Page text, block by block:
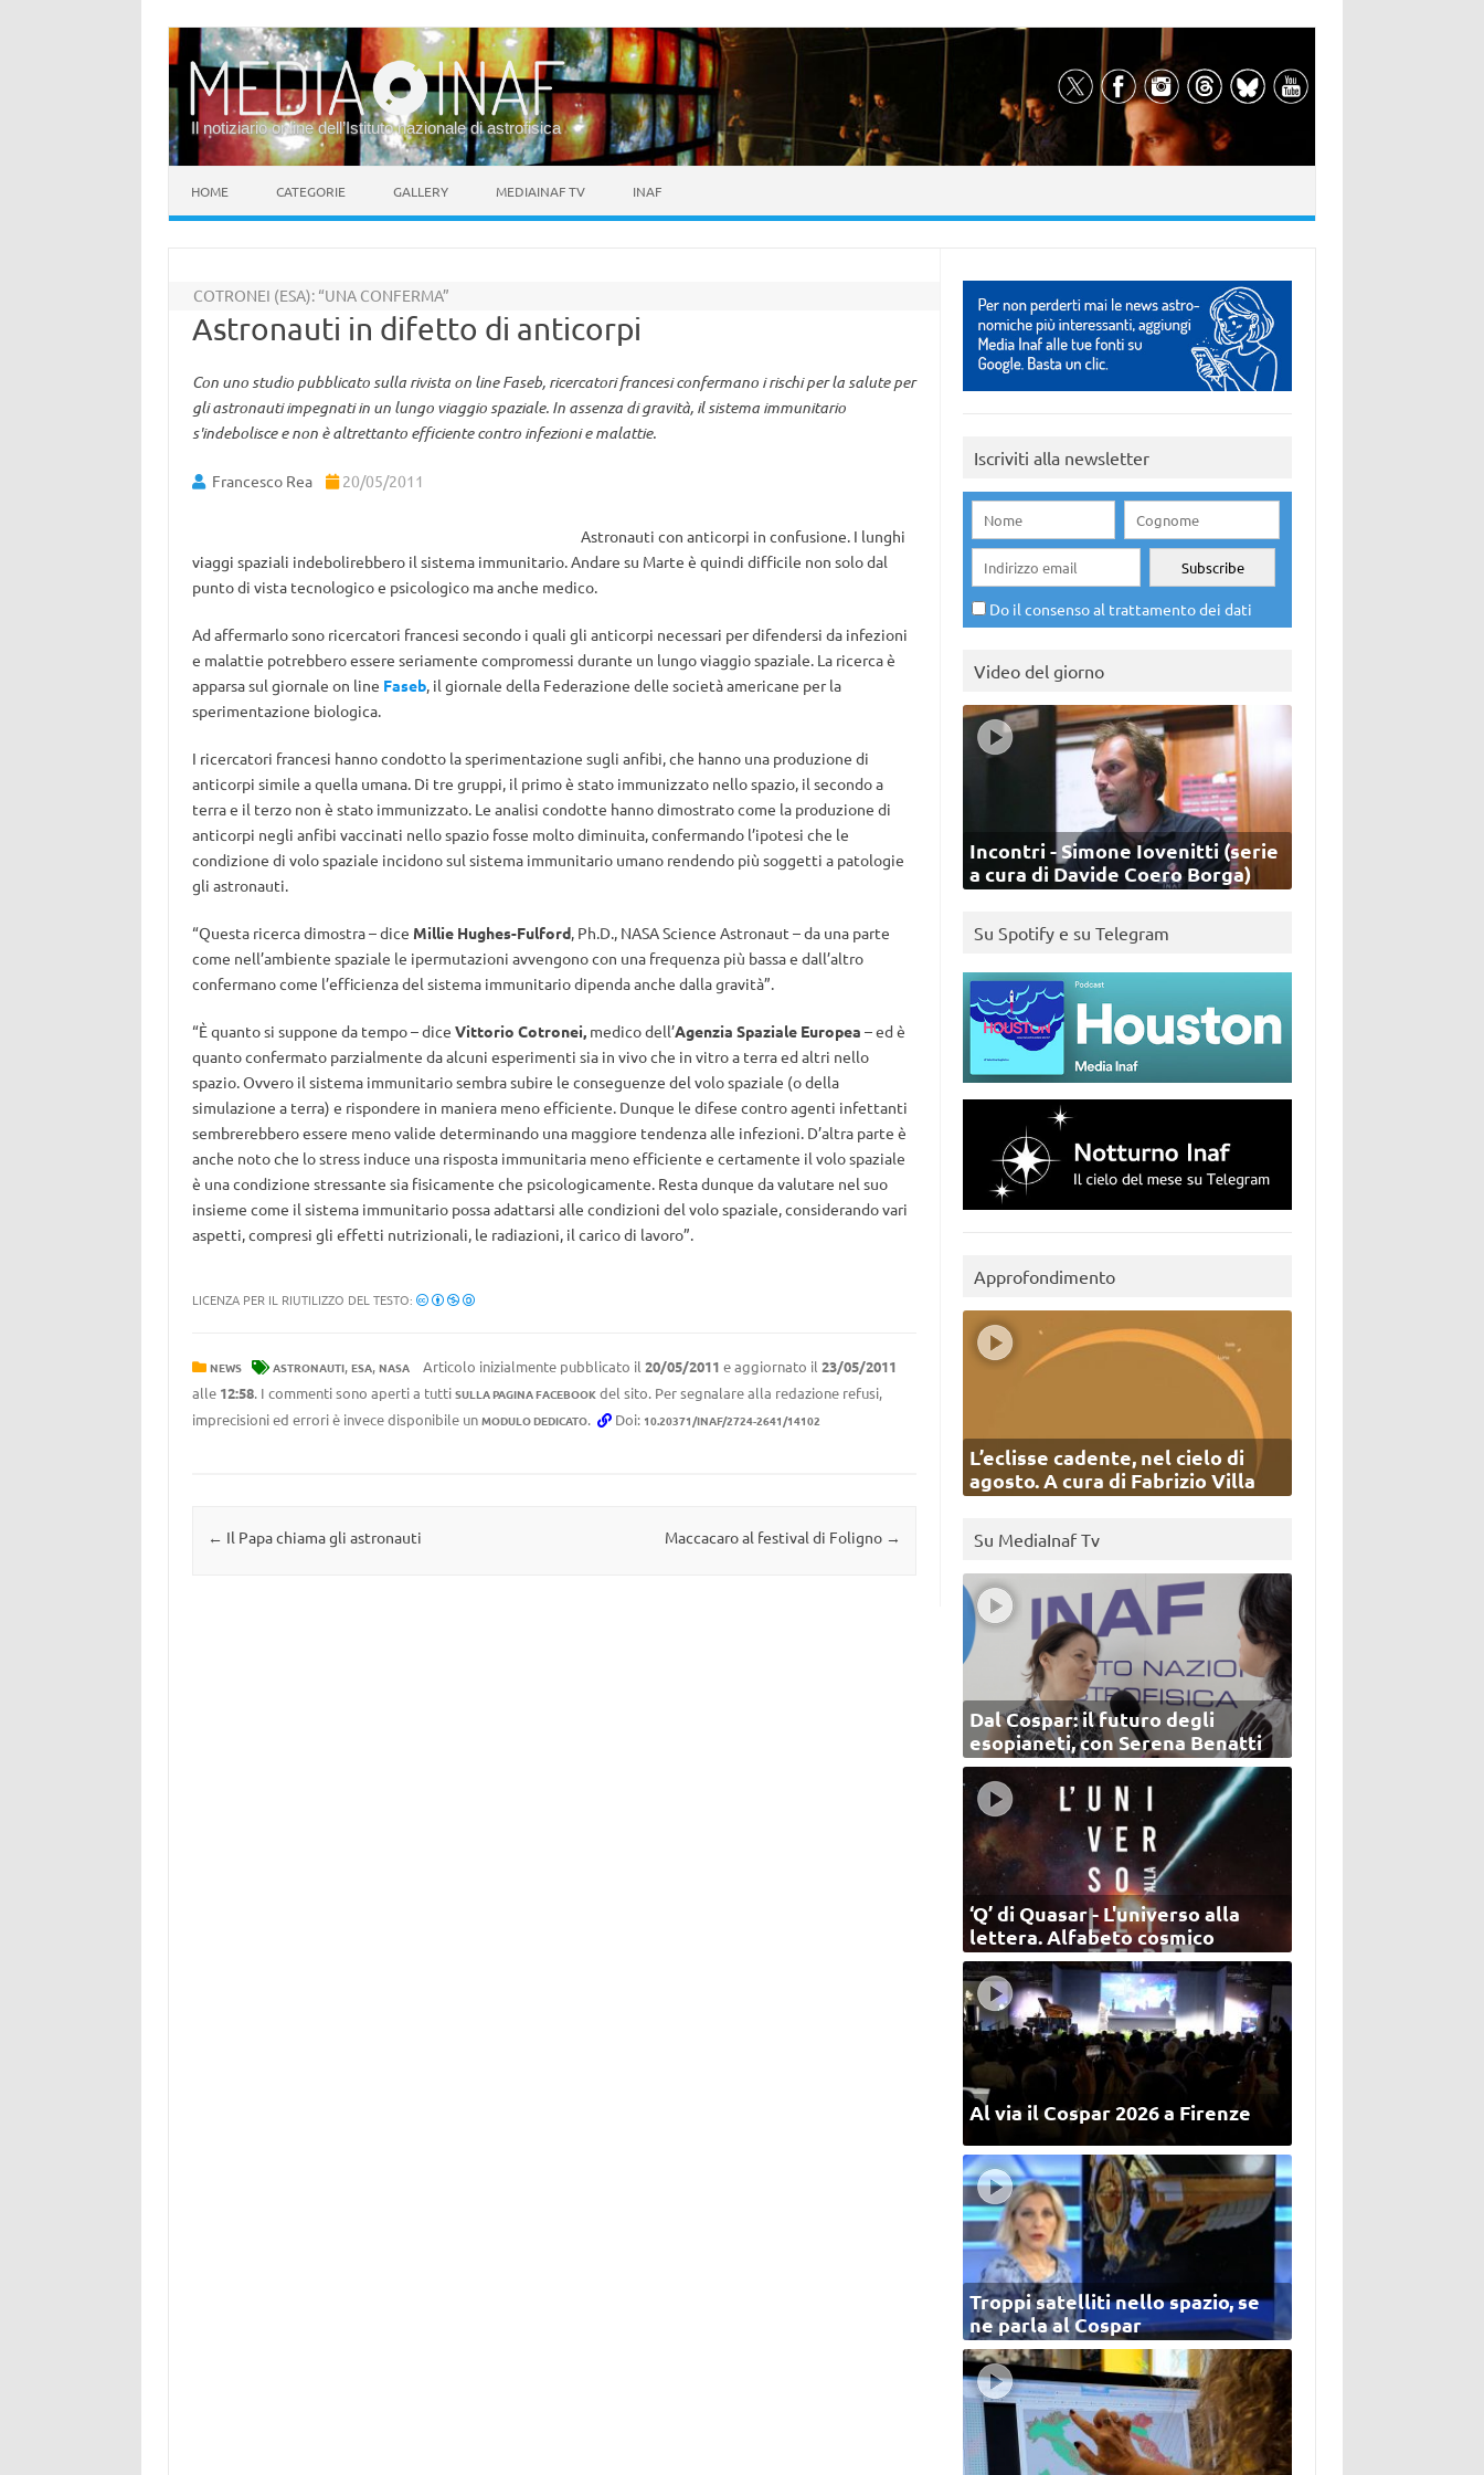
Il notiziario online dell’Istituto nazionale di astrofisica
HOME CATEGORIE GALLERY MEDIAINAF TV INAF
COTRONEI (ESA): “UNA CONFERMA”
Astronauti in difetto di anticorpi
Con uno studio pubblicato sulla rivista on line Faseb, ricercatori francesi confermano i rischi per la salute per
gli astronauti impegnati in un lungo viaggio spaziale. In assenza di gravità, il sistema immunitario
s'indebolisce e non è altrettanto efficiente contro infezioni e malattie.
Francesco Rea 20/05/2011
Astronauti con anticorpi in confusione. I lunghi
viaggi spaziali indebolirebbero il sistema immunitario. Andare su Marte è quindi difficile non solo dal
punto di vista tecnologico e psicologico ma anche medico.
Ad affermarlo sono ricercatori francesi secondo i quali gli anticorpi necessari per difendersi da infezioni
e malattie potrebbero essere seriamente compromessi durante un lungo viaggio spaziale. La ricerca è
apparsa sul giornale on line Faseb, il giornale della Federazione delle società americane per la
sperimentazione biologica.
I ricercatori francesi hanno condotto la sperimentazione sugli anfibi, che hanno una produzione di
anticorpi simile a quella umana. Di tre gruppi, il primo è stato immunizzato nello spazio, il secondo a
terra e il terzo non è stato immunizzato. Le analisi condotte hanno dimostrato come la produzione di
anticorpi negli anfibi vaccinati nello spazio fosse molto diminuita, confermando l’ipotesi che le
condizione di volo spaziale incidono sul sistema immunitario umano rendendo più soggetti a patologie
gli astronauti.
“Questa ricerca dimostra – dice Millie Hughes-Fulford, Ph.D., NASA Science Astronaut – da una parte
come nell’ambiente spaziale le ipermutazioni avvengono con una frequenza più bassa e dall’altro
confermano come l’efficienza del sistema immunitario dipenda anche dalla gravità”.
“È quanto si suppone da tempo – dice Vittorio Cotronei, medico dell’Agenzia Spaziale Europea – ed è
quanto confermato parzialmente da alcuni esperimenti sia in vivo che in vitro a terra ed altri nello
spazio. Ovvero il sistema immunitario sembra subire le conseguenze del volo spaziale (o della
simulazione a terra) e rispondere in maniera meno efficiente. Dunque le difese contro agenti infettanti
sembrerebbero essere meno valide determinando una maggiore tendenza alle infezioni. D’altra parte è
anche noto che lo stress induce una risposta immunitaria meno efficiente e certamente il volo spaziale
è una condizione stressante sia fisicamente che psicologicamente. Resta dunque da valutare nel suo
insieme come il sistema immunitario possa adattarsi alle condizioni del volo spaziale, considerando vari
aspetti, compresi gli effetti nutrizionali, le radiazioni, il carico di lavoro”.
LICENZA PER IL RIUTILIZZO DEL TESTO:
NEWS ASTRONAUTI, ESA, NASA Articolo inizialmente pubblicato il 20/05/2011 e aggiornato il 23/05/2011
alle 12:58. I commenti sono aperti a tutti SULLA PAGINA FACEBOOKdel sito. Per segnalare alla redazione refusi,
imprecisioni ed errori è invece disponibile un MODULO DEDICATO. Doi: 10.20371/INAF/2724-2641/14102
Navigazione articolo
← Il Papa chiama gli astronauti Maccacaro al festival di Foligno →
Iscriviti alla newsletter
Do il consenso al trattamento dei dati
Video del giorno
Incontri - Simone Iovenitti (serie
a cura di Davide Coero Borga)
Su Spotify e su Telegram
Approfondimento
L’eclisse cadente, nel cielo di
agosto. A cura di Fabrizio Villa
Su MediaInaf Tv
Dal Cospar: il futuro degli
esopianeti, con Serena Benatti
‘Q’ di Quasar - L'universo alla
lettera. Alfabeto cosmico
Al via il Cospar 2026 a Firenze
Troppi satelliti nello spazio, se
ne parla al Cospar